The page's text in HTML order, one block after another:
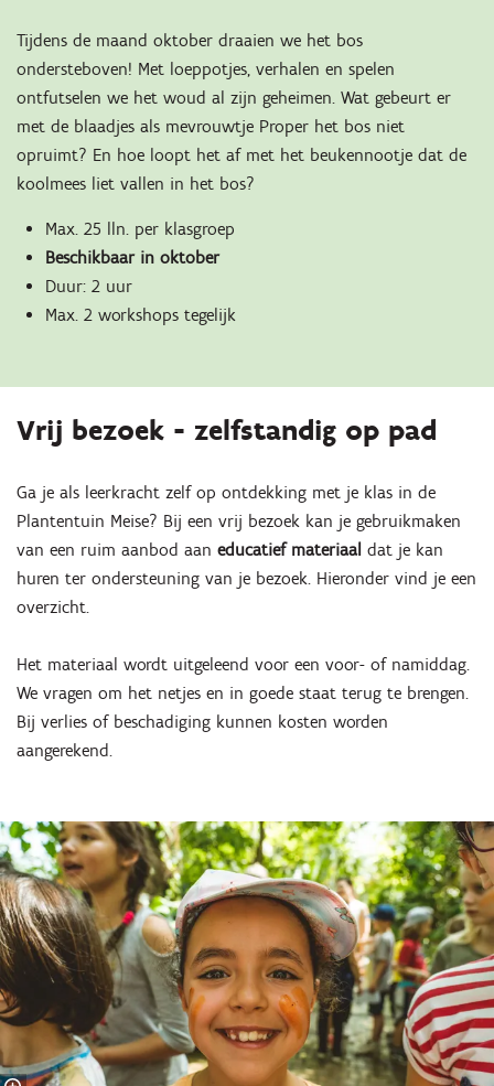
Tijdens de maand oktober draaien we het bos
ondersteboven! Met loeppotjes, verhalen en spelen
ontfutselen we het woud al zijn geheimen. Wat gebeurt er
met de blaadjes als mevrouwtje Proper het bos niet
opruimt? En hoe loopt het af met het beukennootje dat de
koolmees liet vallen in het bos?
Max. 25 lln. per klasgroep
Beschikbaar in oktober
Duur: 2 uur
Max. 2 workshops tegelijk
Vrij bezoek - zelfstandig op pad
Ga je als leerkracht zelf op ontdekking met je klas in de
Plantentuin Meise? Bij een vrij bezoek kan je gebruikmaken
van een ruim aanbod aan educatief materiaal dat je kan
huren ter ondersteuning van je bezoek. Hieronder vind je een
overzicht.
Het materiaal wordt uitgeleend voor een voor- of namiddag.
We vragen om het netjes en in goede staat terug te brengen.
Bij verlies of beschadiging kunnen kosten worden
aangerekend.